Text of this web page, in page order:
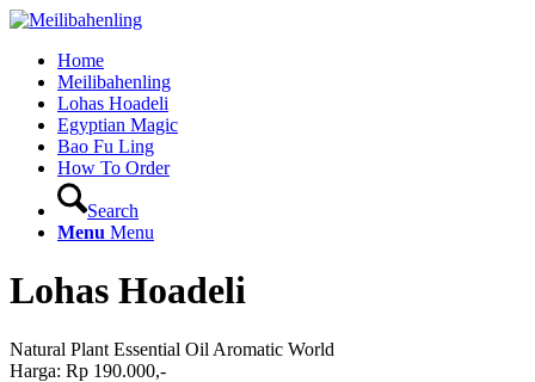
Home
Meilibahenling
Lohas Hoadeli
Egyptian Magic
Bao Fu Ling
How To Order
Search
Menu Menu
Lohas Hoadeli
Natural Plant Essential Oil Aromatic World
Harga: Rp 190.000,-